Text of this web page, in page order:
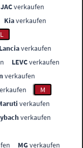
JACverkaufen
Kiaverkaufen
L
Lanciaverkaufen
LEVCverkaufen
verkaufen
M
verkaufen
verkaufen
MGverkaufen